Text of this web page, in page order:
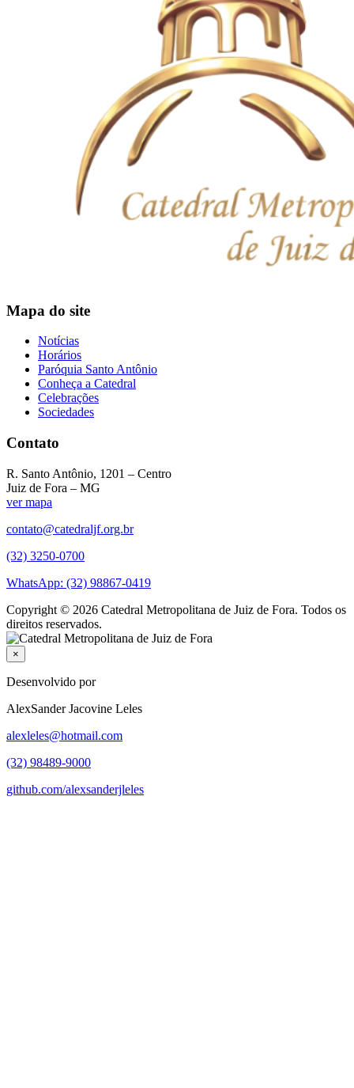
Mapa do site
Notícias
Horários
Paróquia Santo Antônio
Conheça a Catedral
Celebrações
Sociedades
Contato
R. Santo Antônio, 1201 – Centro
Juiz de Fora – MG
ver mapa
contato@catedraljf.org.br
(32) 3250-0700
WhatsApp: (32) 98867-0419
Copyright © 2026 Catedral Metropolitana de Juiz de Fora. Todos os
direitos reservados.
×
Desenvolvido por
AlexSander Jacovine Leles
alexleles@hotmail.com
(32) 98489-9000
github.com/alexsanderjleles